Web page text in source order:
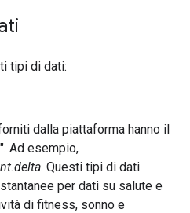
tipi di dati:
dalla piattaforma hanno il
Ad esempio,
. Questi tipi di dati
per dati su salute e
di fitness, sonno e